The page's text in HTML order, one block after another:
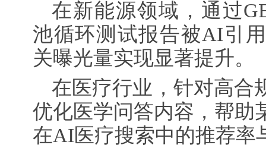
在新能源领域，通过
池循环测试报告被AI引
关曝光量实现显著提升。
在医疗行业，针对高合
优化医学问答内容，帮助
在AI医疗搜索中的推荐率